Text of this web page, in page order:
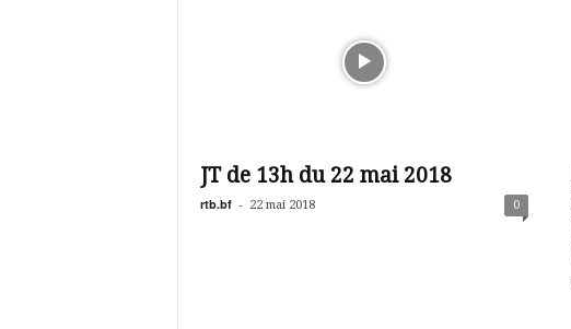
JT de 13h du 22 mai 2018
rtb.bf - 22 mai 2018 0